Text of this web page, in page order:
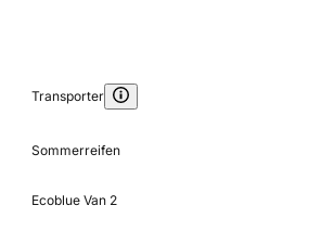
Transporter
Sommerreifen
Ecoblue Van 2